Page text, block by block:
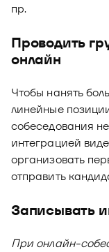
пр.
Проводить
онлайн
Чтобы нанять
линейные
собеседования
интеграцией
организовать
отправить
Записывать
При онлайн-